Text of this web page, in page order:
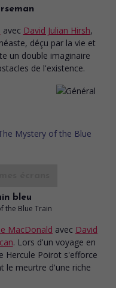
avec David Julian Hirsh,
déçu par la vie et
un double imaginaire
de l'existence.
bleu
the Blue Train
MacDonald avec David
. Lors d'un voyage en
Hercule Poirot s'efforce
le meurtre d'une riche